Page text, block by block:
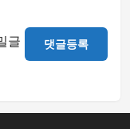
글 댓글등록